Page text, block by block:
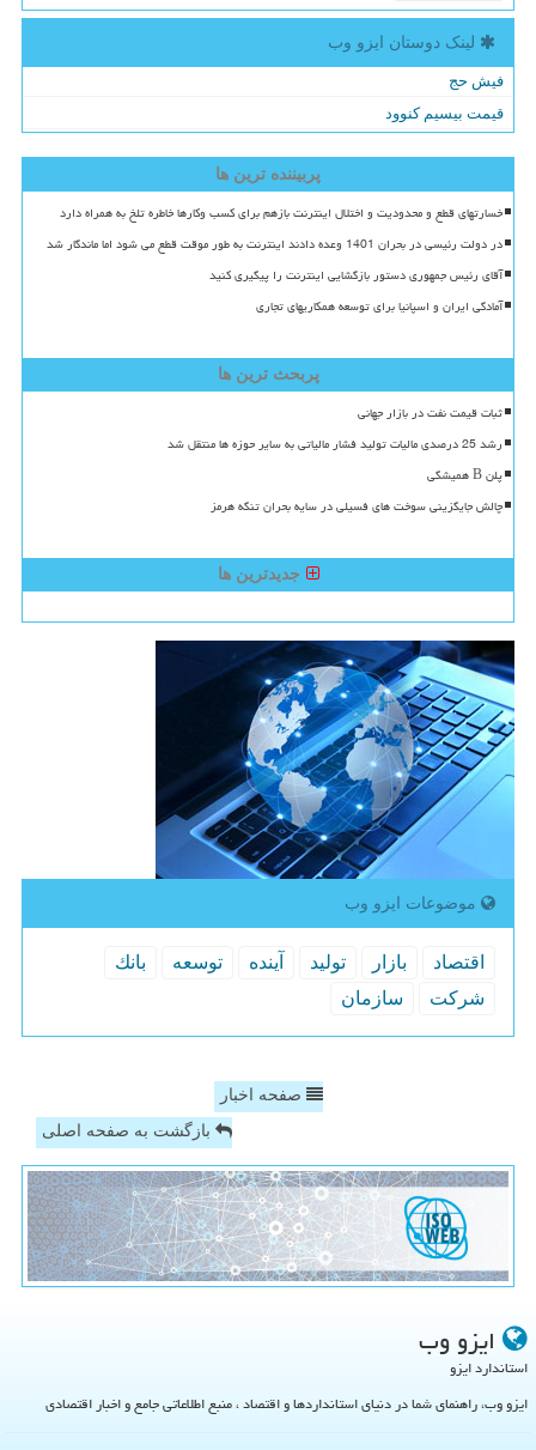
لینک دوستان ایزو وب
فیش حج
قیمت بیسیم کنوود
پربیننده ترین ها
خسارتهای قطع و محدودیت و اختلال اینترنت بازهم برای کسب وکارها خاطره تلخ به همراه دارد
در دولت رئیسی در بحران 1401 وعده دادند اینترنت به طور موقت قطع می شود اما ماندگار شد
آقای رئیس جمهوری دستور بازگشایی اینترنت را پیگیری کنید
آمادگی ایران و اسپانیا برای توسعه همکاریهای تجاری
پربحث ترین ها
ثبات قیمت نفت در بازار جهانی
رشد 25 درصدی مالیات تولید فشار مالیاتی به سایر حوزه ها منتقل شد
پلن B همیشگی
چالش جایگزینی سوخت های فسیلی در سایه بحران تنگه هرمز
جدیدترین ها
موضوعات ایزو وب
اقتصاد بازار تولید آینده توسعه
بانك
شركت
سازمان
صفحه اخبار
بازگشت به صفحه اصلی
ایزو وب
استاندارد ایزو
ایزو وب، راهنمای شما در دنیای استانداردها و اقتصاد ، منبع اطلاعاتی جامع و اخبار اقتصادی